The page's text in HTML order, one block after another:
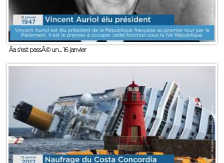
Ãa s'est passÃ© un... 16 janvier